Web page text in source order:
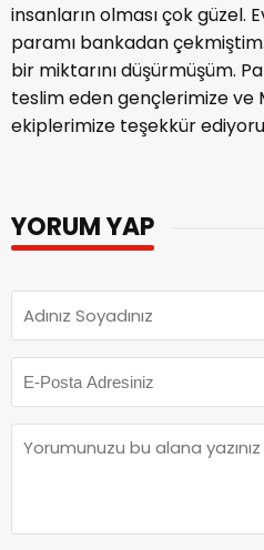
insanların olması çok güzel.
paramı bankadan
bir miktarını düşürmüşüm.
teslim eden gençlerimize ve
ekiplerimize teşekkür
YORUM YAP